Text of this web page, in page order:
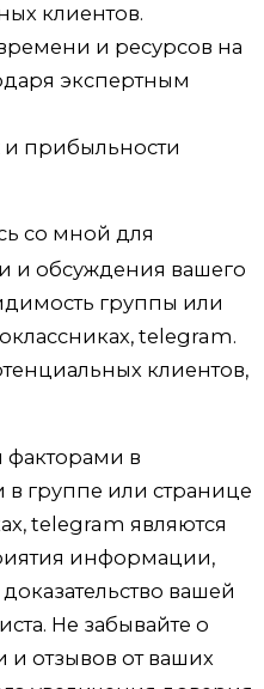
клиентов.
и ресурсов на
экспертным
прибыльности
со мной для
и обсуждения вашего
группы или
telegram.
клиентов,
в
группе или странице
telegram являются
информации,
вашей
Не забывайте о
и отзывов от ваших